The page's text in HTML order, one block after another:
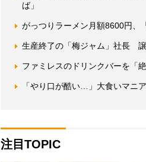
ば」
がっつりラーメン月額8600円、
生産終了の「梅ジャム」社長
ファミレスのドリンクバーを「
「やり口が酷い…」大食いマニ
注目TOPIC